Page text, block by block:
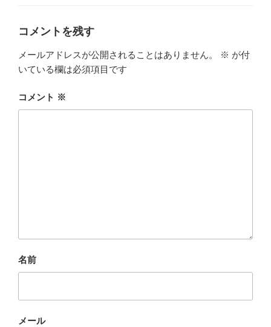
コメントを残す
メールアドレスが公開されることはありません。 ※ が付
いている欄は必須項目です
コメント ※
名前
メール